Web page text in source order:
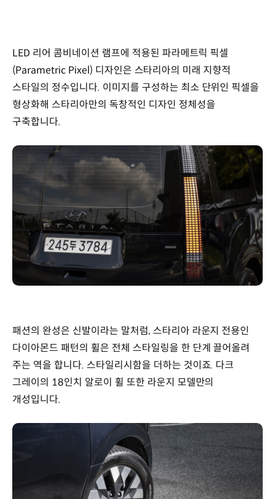
LED 리어 콤비네이션 램프에 적용된 파라메트릭 픽셀
(Parametric Pixel) 디자인은 스타리아의 미래 지향적
스타일의 정수입니다. 이미지를 구성하는 최소 단위인 픽셀을
형상화해 스타리아만의 독창적인 디자인 정체성을
구축합니다.
패션의 완성은 신발이라는 말처럼, 스타리아 라운지 전용인
다이아몬드 패턴의 휠은 전체 스타일링을 한 단계 끌어올려
주는 역을 합니다. 스타일리시함을 더하는 것이죠. 다크
그레이의 18인치 알로이 휠 또한 라운지 모델만의
개성입니다.